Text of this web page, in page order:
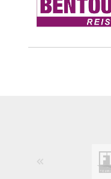
Previous